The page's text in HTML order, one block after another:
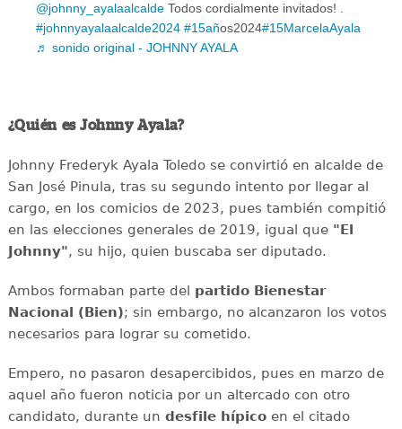
@johnny_ayalaalcalde Todos cordialmente invitados! .
#johnnyayalaalcalde2024 #15años2024#15MarcelaAyala
♬ sonido original - JOHNNY AYALA
¿Quién es Johnny Ayala?
Johnny Frederyk Ayala Toledo se convirtió en alcalde de
San José Pinula, tras su segundo intento por llegar al
cargo, en los comicios de 2023, pues también compitió
en las elecciones generales de 2019, igual que "El
Johnny", su hijo, quien buscaba ser diputado.
Ambos formaban parte del partido Bienestar
Nacional (Bien); sin embargo, no alcanzaron los votos
necesarios para lograr su cometido.
Empero, no pasaron desapercibidos, pues en marzo de
aquel año fueron noticia por un altercado con otro
candidato, durante un desfile hípicoen el citado